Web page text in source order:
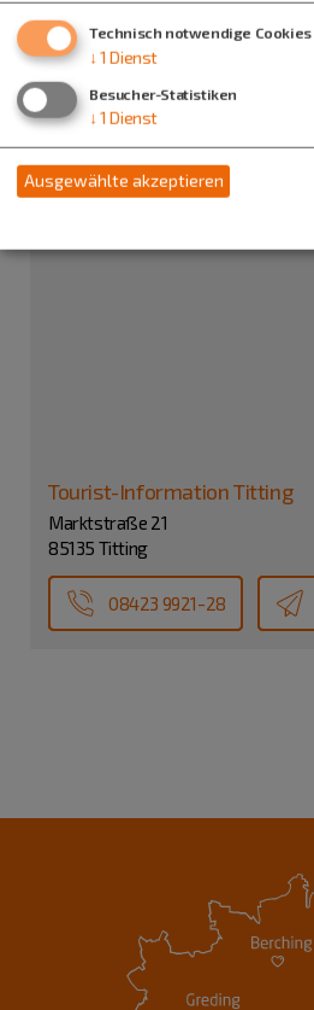
Zeige in Karte
Tourist-Information Titting
Marktstraße 21
85135 Titting
08423 9921-28
Technisch notwendige Cookies
↓ 1 Dienst
Besucher-Statistiken
↓ 1 Dienst
Ausgewählte akzeptieren